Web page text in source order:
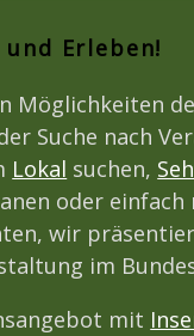
Erleben!
Möglichkeiten
Suche nach
Lokal suchen,
oder einfach
wir
im
mit